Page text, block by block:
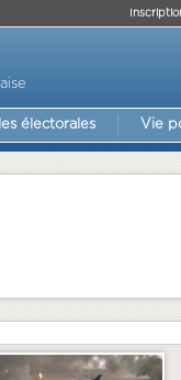
électorales Vie